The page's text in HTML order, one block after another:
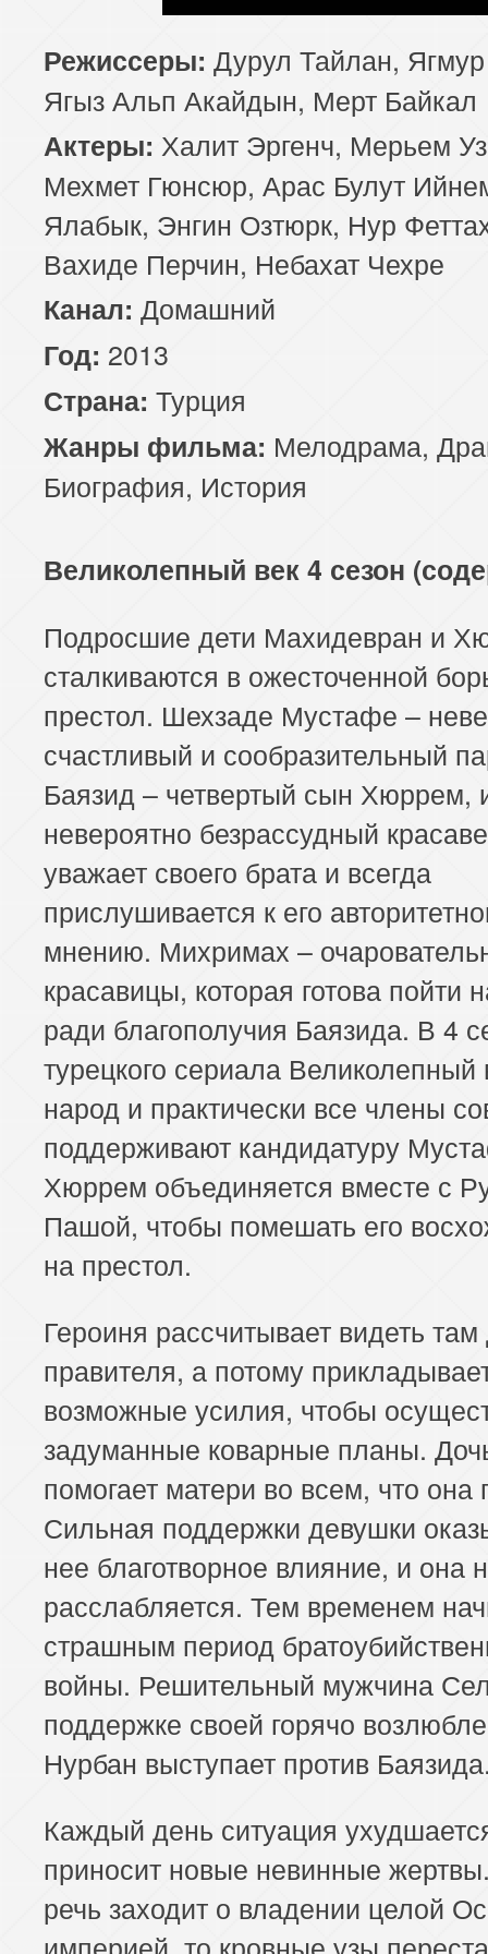
Режиссеры: Дурул Тайлан,
Ягыз Альп Акайдын, Мерт Байкал
Актеры: Халит Эргенч, Мерьем
Мехмет Гюнсюр, Арас Булут
Ялабык, Энгин Озтюрк, Нур
Вахиде Перчин, Небахат Чехре
Канал: Домашний
Год: 2013
Страна: Турция
Жанры фильма: Мелодрама,
Биография, История
Великолепный век 4 сезон
Подросшие дети Махидевран и
сталкиваются в ожесточенной
престол. Шехзаде Мустафе –
счастливый и сообразительный
Баязид – четвертый сын Хюррем,
невероятно безрассудный
уважает своего брата и всегда
прислушивается к его
мнению. Михримах –
красавицы, которая готова пойти
ради благополучия Баязида. В 4
турецкого сериала Великолепный
народ и практически все члены
поддерживают кандидатуру
Хюррем объединяется вместе с
Пашой, чтобы помешать его
на престол.
Героиня рассчитывает видеть там
правителя, а потому
возможные усилия, чтобы
задуманные коварные планы.
помогает матери во всем, что она
Сильная поддержки девушки
нее благотворное влияние, и она
расслабляется. Тем временем
страшным период
войны. Решительный мужчина
поддержке своей горячо
Нурбан выступает против
Каждый день ситуация
приносит новые невинные
речь заходит о владении целой